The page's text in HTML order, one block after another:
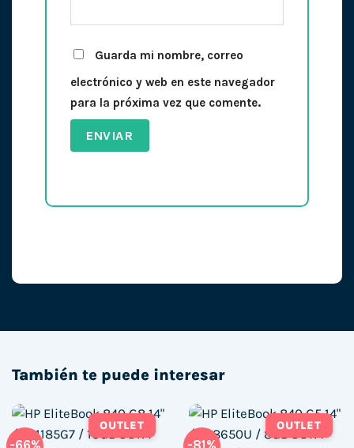
Guarda mi nombre, correo
electrónico y web en este navegador
para la próxima vez que comente.
También te puede interesar
OUTLET OUTLET